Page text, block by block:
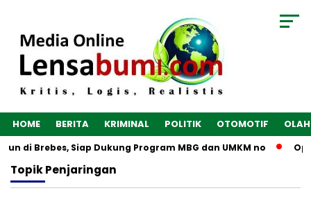
HOME BERITA KRIMINAL POLITIK OTOMOTIF
di Brebes, Siap Dukung Program MBG dan UMKM no
TopikPenjaringan